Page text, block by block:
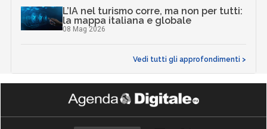
L’IA nel turismo corre, ma non per tutti:
la mappa italiana e globale
08 Mag 2026
Vedi tutti gli approfondimenti >